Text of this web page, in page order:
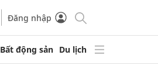
Đăng nhập
Bất động sản Du lịch